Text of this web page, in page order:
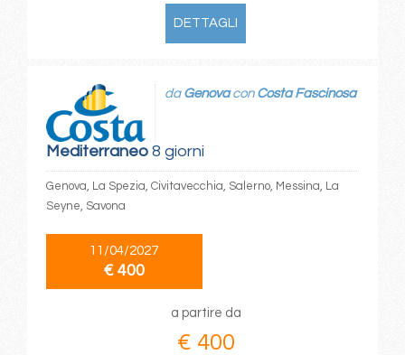
DETTAGLI
Mediterraneo8 giorni
da Genovacon Costa Fascinosa
Genova, La Spezia, Civitavecchia, Salerno, Messina, La
Seyne, Savona
11/04/2027
€ 400
a partire da
€ 400